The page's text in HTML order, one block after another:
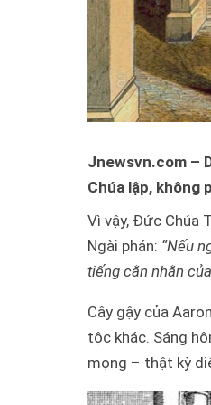
Jnewsvn.com –
Chúa lập, không
Vì vậy, Đức Chúa
Ngài phán: “Nếu
tiếng cằn nhằn
Cây gậy của
tộc khác. Sáng
mọng – thật kỳ